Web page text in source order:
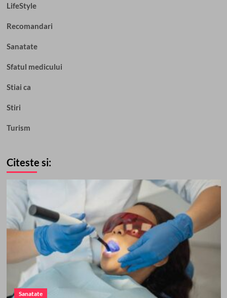
LifeStyle
Recomandari
Sanatate
Sfatul medicului
Stiai ca
Stiri
Turism
Citeste si:
Sanatate